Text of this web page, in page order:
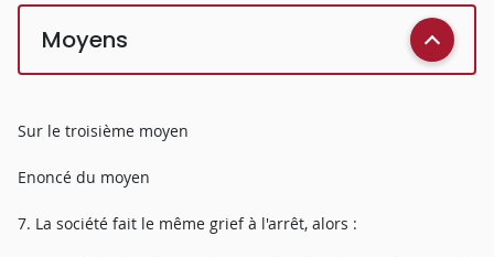
Moyens
Sur le troisième moyen
Enoncé du moyen
7. La société fait le même grief à l'arrêt, alors :